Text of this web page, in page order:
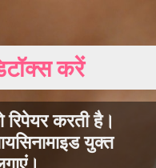
रात में स्किन को डिटॉक्स करें
करती है।
युक्त